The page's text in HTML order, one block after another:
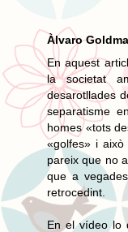
Àlvaro
En aquest
la societat
desarotllades
separatisme
homes «tots
«golfes» i
pareix que no
que a
retrocedint.
En el vídeo lo